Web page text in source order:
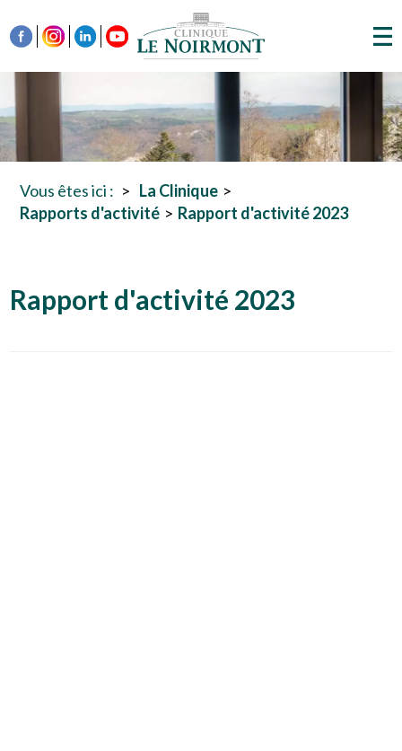
Vous êtes ici :
La Clinique
Rapports d'activité
Rapport d'activité 2023
Rapport d'activité 2023